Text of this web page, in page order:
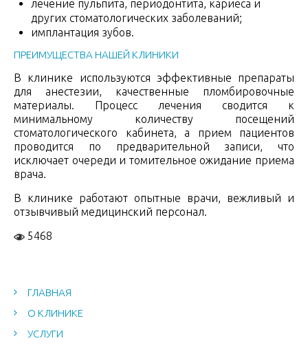
лечение пульпита, периодонтита, кариеса и
других стоматологических заболеваний;
имплантация зубов.
ПРЕИМУЩЕСТВА НАШЕЙ КЛИНИКИ
В клинике используются эффективные препараты
для анестезии, качественные пломбировочные
материалы. Процесс лечения сводится к
минимальному количеству посещений
стоматологического кабинета, а прием пациентов
проводится по предварительной записи, что
исключает очереди и томительное ожидание приема
врача.
В клинике работают опытные врачи, вежливый и
отзывчивый медицинский персонал.
5468
ГЛАВНАЯ
О КЛИНИКЕ
УСЛУГИ